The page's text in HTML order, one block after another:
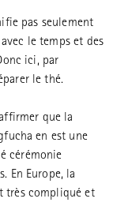
pas seulement
le temps et des
ici, par
le thé.
que la
en est une
cérémonie
En Europe, la
très compliqué et